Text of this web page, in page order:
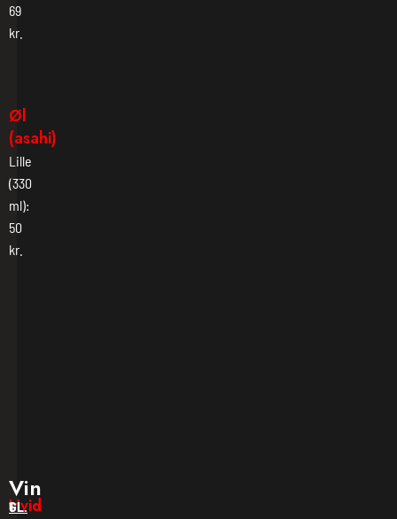
69
kr.
Øl
(asahi)
Lille
(330
ml):
50
kr.
Vin
Hvid
GL.
1